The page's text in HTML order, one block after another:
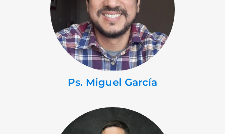
Ps. Miguel García